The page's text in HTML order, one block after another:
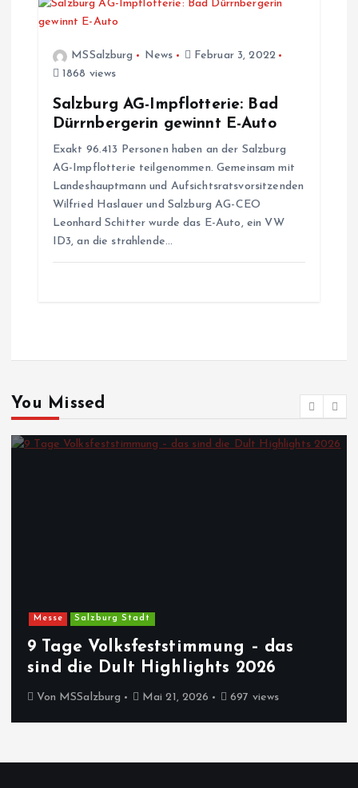
MSSalzburg News
Februar 3, 2022
1868 views
Salzburg AG-Impflotterie: Bad
Dürrnbergerin gewinnt E-Auto
Exakt 96.413 Personen haben an der Salzburg
AG-Impflotterie teilgenommen. Gemeinsam mit
Landeshauptmann und Aufsichtsratsvorsitzenden
Wilfried Haslauer und Salzburg AG-CEO
Leonhard Schitter wurde das E-Auto, ein VW
ID3, an die strahlende…
You Missed
Messe Salzburg Stadt
9 Tage Volksfeststimmung – das
sind die Dult Highlights 2026
Von MSSalzburg Mai 21, 2026 697 views